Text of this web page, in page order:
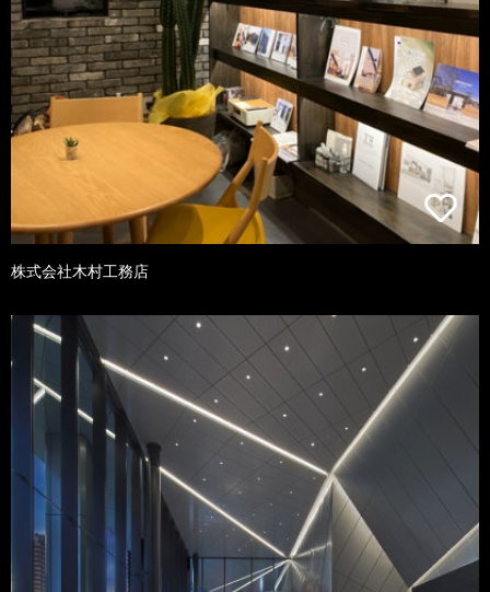
株式会社木村工務店